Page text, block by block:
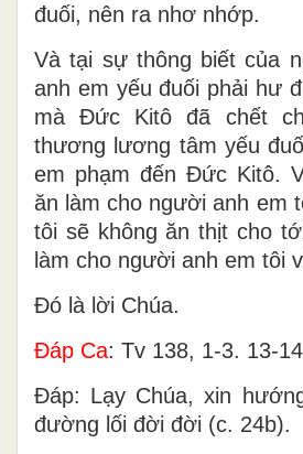
đuối, nên ra nhơ nhớp.
Và tại sự thông biết của
anh em yếu đuối phải hư
mà Ðức Kitô đã chết
thương lương tâm yếu
em phạm đến Ðức Kitô.
ăn làm cho người anh em
tôi sẽ không ăn thịt cho
làm cho người anh em tôi
Ðó là lời Chúa.
Ðáp Ca: Tv 138, 1-3. 13-
Ðáp: Lạy Chúa, xin
đường lối đời đời (c. 24b).